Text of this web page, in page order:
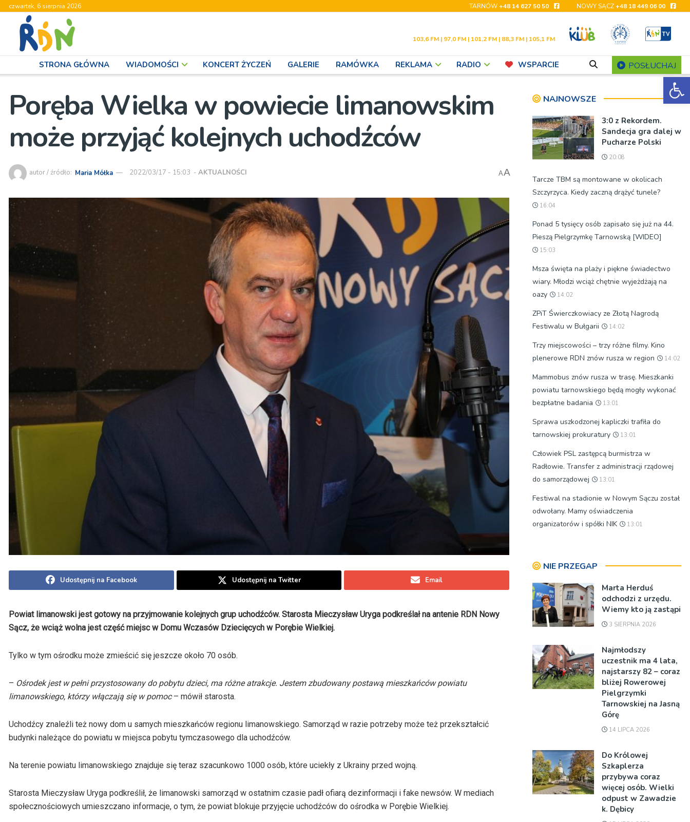
czwartek, 6 sierpnia 2026 TARNÓW+48 14 627 50 50 NOWY SĄCZ+48 18 449 06 00
103,6 FM | 97,0 FM | 101,2 FM | 88,3 FM | 105,1 FM
STRONA GŁÓWNA WIADOMOŚCI KONCERT ŻYCZEŃ GALERIE RAMÓWKA REKLAMA RADIO WSPARCIE POSŁUCHAJ
Poręba Wielka w powiecie limanowskim
może przyjąć kolejnych uchodźców
autor / źródło: Maria Mółka 2022/03/17 - 15:03 - AKTUALNOŚCI AA
Udostępnij na Facebook Udostępnij na Twitter Email
Powiat limanowski jest gotowy na przyjmowanie kolejnych grup uchodźców. Starosta Mieczysław Uryga podkreślał na antenie RDN Nowy
Sącz, że wciąż wolna jest część miejsc w Domu Wczasów Dziecięcych w Porębie Wielkiej.
Tylko w tym ośrodku może zmieścić się jeszcze około 70 osób.
– Ośrodek jest w pełni przystosowany do pobytu dzieci, ma różne atrakcje. Jestem zbudowany postawą mieszkańców powiatu
limanowskiego, którzy włączają się w pomoc– mówił starosta.
Uchodźcy znaleźli też nowy dom u samych mieszkańców regionu limanowskiego. Samorząd w razie potrzeby może też przekształcić
budynki należące do powiatu w miejsca pobytu tymczasowego dla uchodźców.
Na terenie powiatu limanowskiego znajduje się teraz szacunkowo 1000 osób, które uciekły z Ukrainy przed wojną.
Starosta Mieczysław Uryga podkreślił, że limanowski samorząd w ostatnim czasie padł ofiarą dezinformacji i fake newsów. W mediach
społecznościowych umieszczano informacje, o tym, że powiat blokuje przyjęcie uchodźców do ośrodka w Porębie Wielkiej.
NAJNOWSZE
3:0 z Rekordem.
Sandecja gra dalej w
Pucharze Polski
20:08
Tarcze TBM są montowane w okolicach
Szczyrzyca. Kiedy zaczną drążyć tunele?
16:04
Ponad 5 tysięcy osób zapisało się już na 44.
Pieszą Pielgrzymkę Tarnowską [WIDEO]
15:03
Msza święta na plaży i piękne świadectwo
wiary. Młodzi wciąż chętnie wyjeżdżają na
oazy
14:02
ZPiT Świerczkowiacy ze Złotą Nagrodą
Festiwalu w Bułgarii
14:02
Trzy miejscowości – trzy różne filmy. Kino
plenerowe RDN znów rusza w region
14:02
Mammobus znów rusza w trasę. Mieszkanki
powiatu tarnowskiego będą mogły wykonać
bezpłatne badania
13:01
Sprawa uszkodzonej kapliczki trafiła do
tarnowskiej prokuratury
13:01
Człowiek PSL zastępcą burmistrza w
Radłowie. Transfer z administracji rządowej
do samorządowej
13:01
Festiwal na stadionie w Nowym Sączu został
odwołany. Mamy oświadczenia
organizatorów i spółki NIK
13:01
NIE PRZEGAP
Marta Herduś
odchodzi z urzędu.
Wiemy kto ją zastąpi
3 SIERPNIA 2026
Najmłodszy
uczestnik ma 4 lata,
najstarszy 82 – coraz
bliżej Rowerowej
Pielgrzymki
Tarnowskiej na Jasną
Górę
14 LIPCA 2026
Do Królowej
Szkaplerza
przybywa coraz
więcej osób. Wielki
odpust w Zawadzie
k. Dębicy